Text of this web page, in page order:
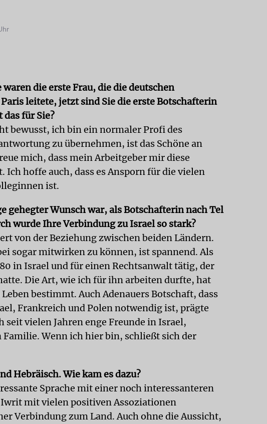
die erste Frau, die die deutschen
leitete, jetzt sind Sie die erste Botschafterin
das für Sie?
bewusst, ich bin ein normaler Profi des
zu übernehmen, ist das Schöne an
mich, dass mein Arbeitgeber mir diese
Ich hoffe auch, dass es Ansporn für die vielen
ist.
gehegter Wunsch war, als Botschafterin nach Tel
wurde Ihre Verbindung zu Israel so stark?
von der Beziehung zwischen beiden Ländern.
sogar mitwirken zu können, ist spannend. Als
in Israel und für einen Rechtsanwalt tätig, der
Die Art, wie ich für ihn arbeiten durfte, hat
bestimmt. Auch Adenauers Botschaft, dass
Frankreich und Polen notwendig ist, prägte
seit vielen Jahren enge Freunde in Israel,
Wenn ich hier bin, schließt sich der
Hebräisch. Wie kam es dazu?
Sprache mit einer noch interessanteren
mit vielen positiven Assoziationen
Verbindung zum Land. Auch ohne die Aussicht,